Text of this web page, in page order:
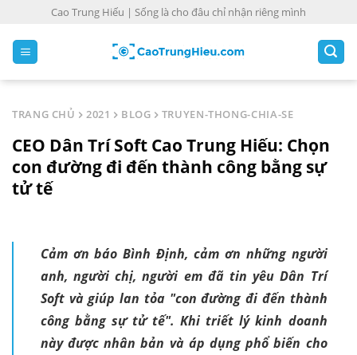
Cao Trung Hiếu | Sống là cho đâu chỉ nhận riêng mình
TRANG CHỦ 2021 BLOG TRUYEN-THONG-CHIA-SE
CEO Dân Trí Soft Cao Trung Hiếu: Chọn
con đường đi đến thành công bằng sự
tử tế
Cảm ơn báo Bình Định, cảm ơn những người
anh, người chị, người em đã tin yêu Dân Trí
Soft và giúp lan tỏa "con đường đi đến thành
công bằng sự tử tế". Khi triết lý kinh doanh
này được nhân bản và áp dụng phổ biến cho